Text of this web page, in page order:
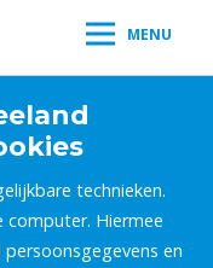
MENU
technieken.
computer. Hiermee
en